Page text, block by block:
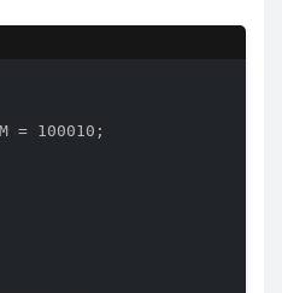
= 100010;